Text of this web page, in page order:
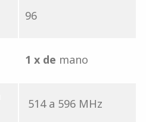
96
1 x de mano
514 a 596 MHz